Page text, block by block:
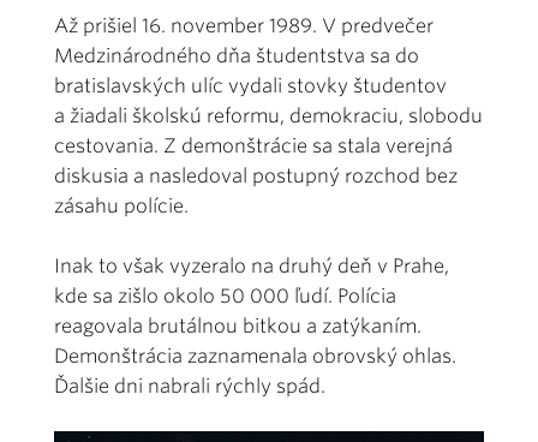
Až prišiel 16. november 1989. V predvečer
Medzinárodného dňa študentstva sa do
bratislavských ulíc vydali stovky študentov
a žiadali školskú reformu, demokraciu, slobodu
cestovania. Z demonštrácie sa stala verejná
diskusia a nasledoval postupný rozchod bez
zásahu polície.
Inak to však vyzeralo na druhý deň v Prahe,
kde sa zišlo okolo 50 000 ľudí. Polícia
reagovala brutálnou bitkou a zatýkaním.
Demonštrácia zaznamenala obrovský ohlas.
Ďalšie dni nabrali rýchly spád.